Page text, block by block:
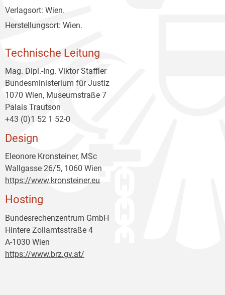
Verlagsort: Wien.
Herstellungsort: Wien.
Technische Leitung
Mag. Dipl.-Ing. Viktor Staffler
Bundesministerium für Justiz
1070 Wien, Museumstraße 7
Palais Trautson
+43 (0)1 52 1 52-0
Design
Eleonore Kronsteiner, MSc
Wallgasse 26/5, 1060 Wien
https://www.kronsteiner.eu
Hosting
Bundesrechenzentrum GmbH
Hintere Zollamtsstraße 4
A-1030 Wien
https://www.brz.gv.at/